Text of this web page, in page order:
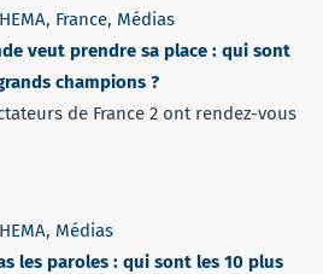
, France, Médias
veut prendre sa place : qui sont
champions ?
de France 2 ont rendez-vous
, Médias
les paroles : qui sont les 10 plus